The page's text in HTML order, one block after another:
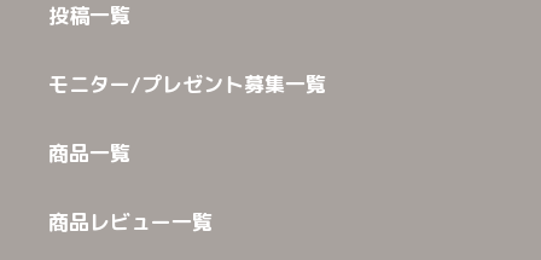
投稿一覧
モニター/プレゼント募集一覧
商品一覧
商品レビュー一覧